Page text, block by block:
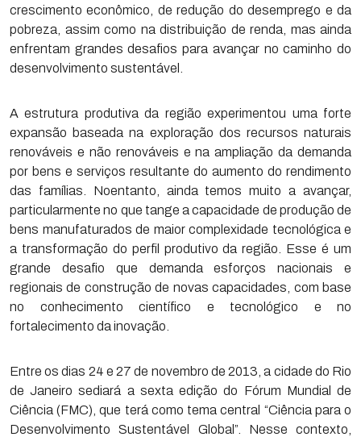
crescimento econômico, de redução do desemprego e da
pobreza, assim como na distribuição de renda, mas ainda
enfrentam grandes desafios para avançar no caminho do
desenvolvimento sustentável.
A estrutura produtiva da região experimentou uma forte
expansão baseada na exploração dos recursos naturais
renováveis e não renováveis e na ampliação da demanda
por bens e serviços resultante do aumento do rendimento
das famílias. Noentanto, ainda temos muito a avançar,
particularmente no que tange a capacidade de produção de
bens manufaturados de maior complexidade tecnológica e
a transformação do perfil produtivo da região. Esse é um
grande desafio que demanda esforços nacionais e
regionais de construção de novas capacidades, com base
no conhecimento científico e tecnológico e no
fortalecimento da inovação.
Entre os dias 24 e 27 de novembro de 2013, a cidade do Rio
de Janeiro sediará a sexta edição do Fórum Mundial de
Ciência (FMC), que terá como tema central “Ciência para o
Desenvolvimento Sustentável Global”. Nesse contexto,